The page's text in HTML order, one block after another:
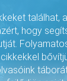
találhat,
hogy